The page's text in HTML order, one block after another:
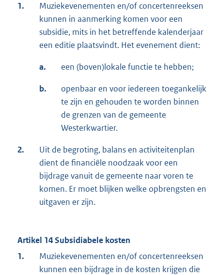
1.
Muziekevenementen en/of concertenreeksen
kunnen in aanmerking komen voor een
subsidie, mits in het betreffende kalenderjaar
een editie plaatsvindt. Het evenement dient:
a. een (boven)lokale functie te hebben;
b.
openbaar en voor iedereen toegankelijk
te zijn en gehouden te worden binnen
de grenzen van de gemeente
Westerkwartier.
2.
Uit de begroting, balans en activiteitenplan
dient de financiële noodzaak voor een
bijdrage vanuit de gemeente naar voren te
komen. Er moet blijken welke opbrengsten en
uitgaven er zijn.
Artikel 14 Subsidiabele kosten
1.
Muziekevenementen en/of concertenreeksen
kunnen een bijdrage in de kosten krijgen die